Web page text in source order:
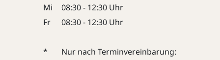
Mi
08:30 - 12:30 Uhr
Fr
08:30 - 12:30 Uhr
*
Nur nach Terminvereinbarung: